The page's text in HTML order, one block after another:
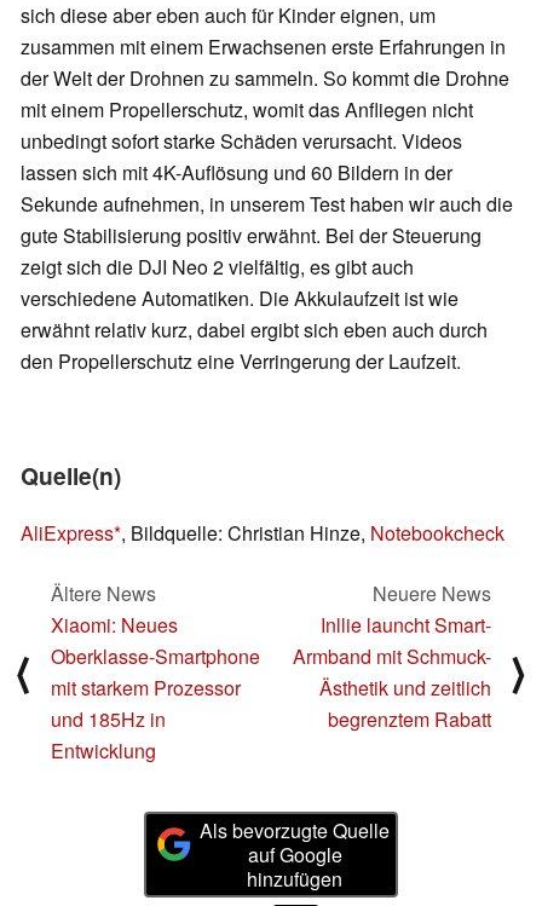
sich diese aber eben auch für Kinder eignen, um
zusammen mit einem Erwachsenen erste Erfahrungen in
der Welt der Drohnen zu sammeln. So kommt die Drohne
mit einem Propellerschutz, womit das Anfliegen nicht
unbedingt sofort starke Schäden verursacht. Videos
lassen sich mit 4K-Auflösung und 60 Bildern in der
Sekunde aufnehmen, in unserem Test haben wir auch die
gute Stabilisierung positiv erwähnt. Bei der Steuerung
zeigt sich die DJI Neo 2 vielfältig, es gibt auch
verschiedene Automatiken. Die Akkulaufzeit ist wie
erwähnt relativ kurz, dabei ergibt sich eben auch durch
den Propellerschutz eine Verringerung der Laufzeit.
Quelle(n)
AliExpress , Bildquelle: Christian Hinze, Notebookcheck
⟨
Ältere News
Xiaomi: Neues
Oberklasse-Smartphone
mit starkem Prozessor
und 185Hz in
Entwicklung
Neuere News
Inllie launcht Smart-
Armband mit Schmuck-
Ästhetik und zeitlich
begrenztem Rabatt
⟩
Als bevorzugte Quelle
auf Google
hinzufügen